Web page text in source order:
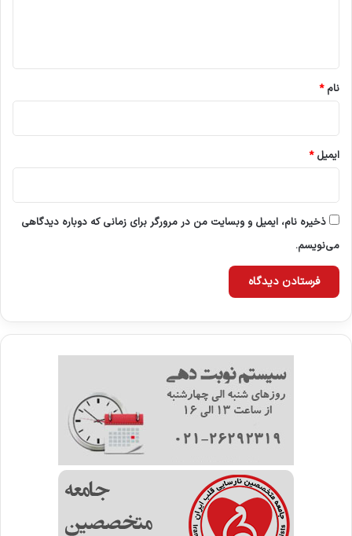
نام*
ایمیل*
ذخیره نام، ایمیل و وبسایت من در مرورگر برای زمانی که دوباره دیدگاهی
می‌نویسم.